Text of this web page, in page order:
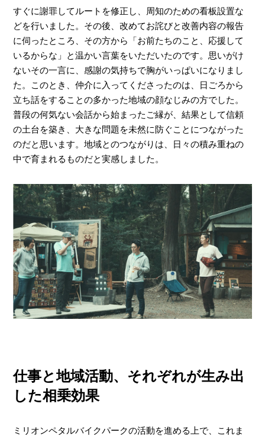
すぐに謝罪してルートを修正し、周知のための看板設置な
どを行いました。その後、改めてお詫びと改善内容の報告
に伺ったところ、その方から「お前たちのこと、応援して
いるからな」と温かい言葉をいただいたのです。思いがけ
ないその一言に、感謝の気持ちで胸がいっぱいになりまし
た。このとき、仲介に入ってくださったのは、日ごろから
立ち話をすることの多かった地域の顔なじみの方でした。
普段の何気ない会話から始まったご縁が、結果として信頼
の土台を築き、大きな問題を未然に防ぐことにつながった
のだと思います。地域とのつながりは、日々の積み重ねの
中で育まれるものだと実感しました。
仕事と地域活動、それぞれが生み出
した相乗効果
ミリオンペタルバイクパークの活動を進める上で、これま